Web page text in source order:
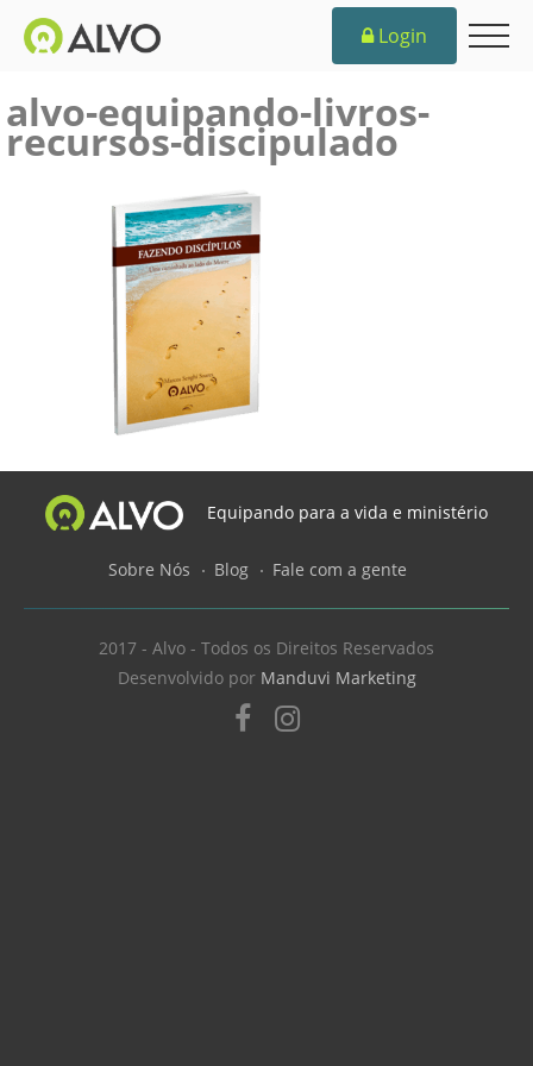
Login
alvo-equipando-livros-
recursos-discipulado
Equipando para a vida e ministério
Sobre Nós Blog Fale com a gente
2017 - Alvo - Todos os Direitos Reservados
Desenvolvido por Manduvi Marketing